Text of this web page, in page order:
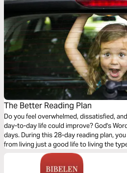
The Better Reading Plan
Do you feel overwhelmed, dissatisfied,
day-to-day life could improve? God's
days. During this 28-day reading plan,
from living just a good life to living the